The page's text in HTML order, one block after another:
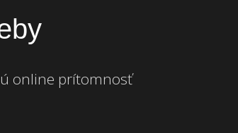
online prítomnosť